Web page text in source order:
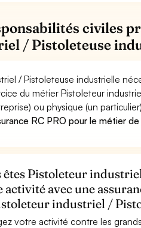
civiles
/ Pistoleteuse
/ Pistoleteuse industrielle
du métier Pistoleteur
ou physique (un
RC PRO pour le métier
êtes Pistoleteur
activité avec une
industriel /
votre activité contre les